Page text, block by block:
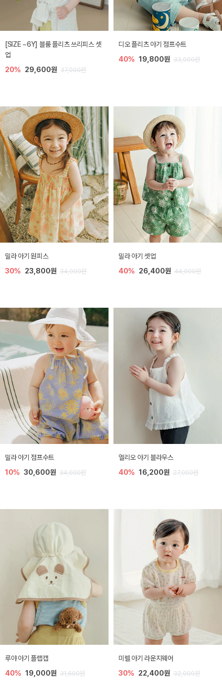
[SIZE ~6Y] 블룸 플리츠 쓰리피스 셋
업
20% 29,600원 37,000원
디오 플리츠 아기 점프수트
40% 19,800원 33,000원
밀라 아기 원피스
30% 23,800원 34,000원
밀라 아기 셋업
40% 26,400원 44,000원
밀라 아기 점프수트
10% 30,600원 34,000원
엘리오 아기 블라우스
40% 16,200원 27,000원
루야 아기 플랩캡
40% 19,000원 31,600원
미렐 아기 라운지웨어
30% 22,400원 32,000원